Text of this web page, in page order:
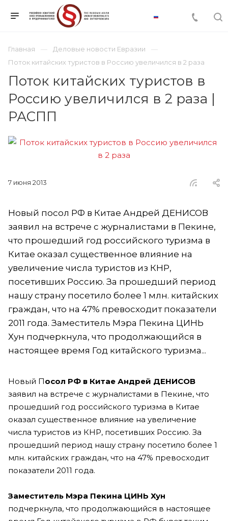
Главная
Деловые новости Евразии
Поток китайских туристов в Россию увеличился в 2 раза
Поток китайских туристов в
Россию увеличился в 2 раза |
РАСПП
7 июня 2013
Новый посол РФ в Китае Андрей ДЕНИСОВ
заявил на встрече с журналистами в Пекине,
что прошедший год российского туризма в
Китае оказал существенное влияние на
увеличение числа туристов из КНР,
посетивших Россию. За прошедший период
нашу страну посетило более 1 млн. китайских
граждан, что на 47% превосходит показатели
2011 года. Заместитель Мэра Пекина ЦИНЬ
Хун подчеркнула, что продолжающийся в
настоящее время Год китайского туризма...
Новый Посол РФ в Китае Андрей ДЕНИСОВ
заявил на встрече с журналистами в Пекине, что
прошедший год российского туризма в Китае
оказал существенное влияние на увеличение
числа туристов из КНР, посетивших Россию. За
прошедший период нашу страну посетило более 1
млн. китайских граждан, что на 47% превосходит
показатели 2011 года.
Заместитель Мэра Пекина ЦИНЬ Хун
подчеркнула, что продолжающийся в настоящее